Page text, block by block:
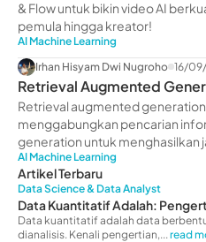
& Flow untuk bikin video AI
pemula hingga kreator!
AI Machine Learning
Irhan Hisyam Dwi Nugroho 16/
Retrieval Augmented
Contoh
Retrieval augmented
menggabungkan pencarian
generation untuk menghasilkan
AI Machine Learning
Artikel Terbaru
Data Science & Data Analyst
Data Kuantitatif Adalah:
Data kuantitatif adalah data
dianalisis. Kenali pengertian,... read